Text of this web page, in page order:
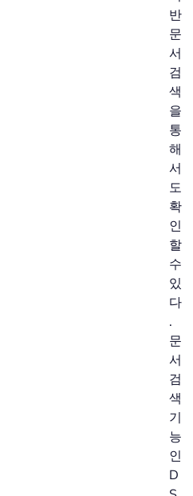
반
문
서
검
색
을
통
해
서
도
확
인
할
수
있
다
.
문
서
검
색
기
능
인
D